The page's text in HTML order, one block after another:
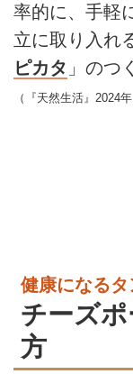
率的に、手軽
立に取り入れ
ピカタ 」のつ
（『天然生活』2024
健康になる
チーズ
方